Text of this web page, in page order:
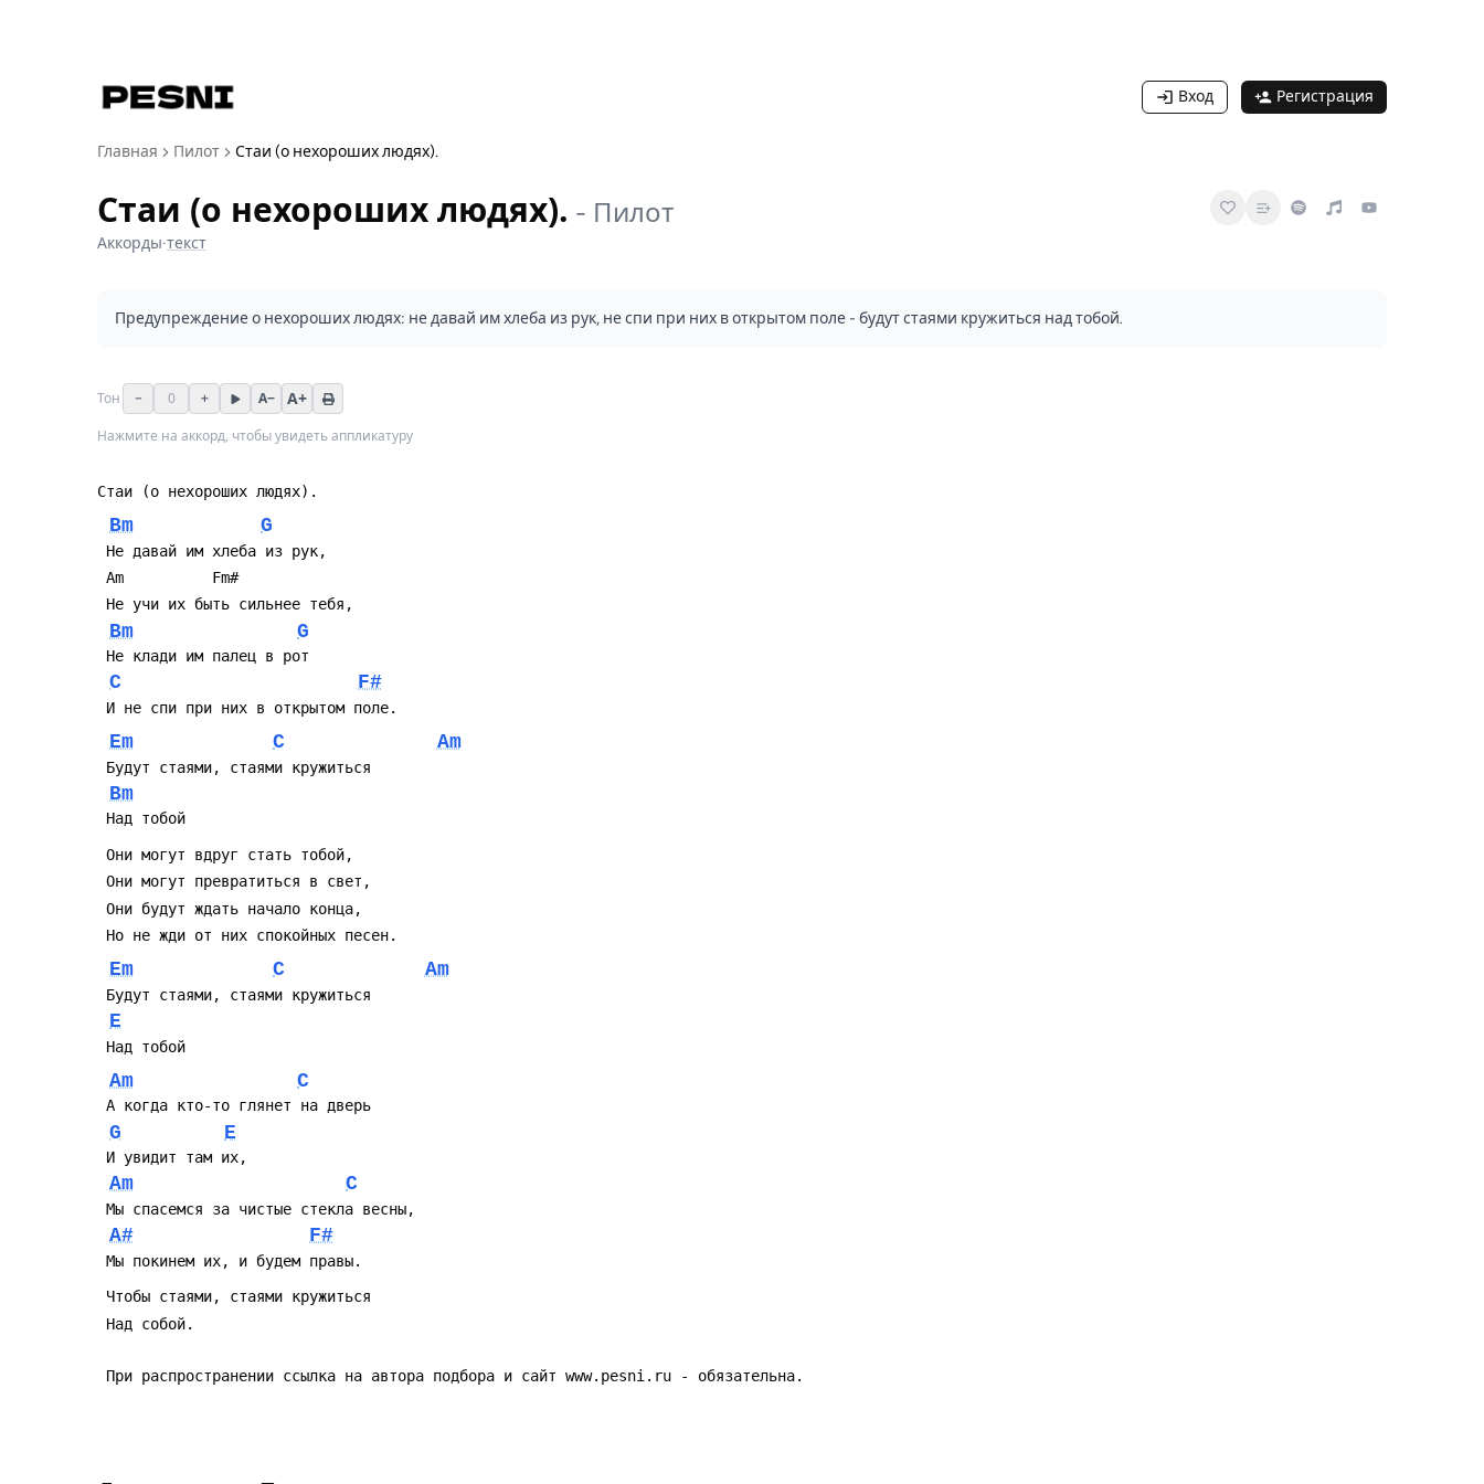
Вход Регистрация
Главная Пилот Стаи (о нехороших людях).
Стаи (о нехороших людях). - Пилот
Аккорды·текст
Предупреждение о нехороших людях: не давай им хлеба из рук, не спи при них в открытом поле - будут стаями кружиться над тобой.
Тон − 0 + A− A+
Нажмите на аккорд, чтобы увидеть аппликатуру
Стаи (о нехороших людях).
Bm G
Не давай им хлеба из рук,
Am          Fm#
Не учи их быть сильнее тебя,
Bm G
Не клади им палец в рот
C F#
И не спи при них в открытом поле.
Em C Am
Будут стаями, стаями кружиться
Bm
Над тобой
Они могут вдруг стать тобой,
Они могут превратиться в свет,
Они будут ждать начало конца,
Но не жди от них спокойных песен.
Em C Am
Будут стаями, стаями кружиться
E
Над тобой
Am C
А когда кто-то глянет на дверь
G E
И увидит там их,
Am C
Мы спасемся за чистые стекла весны,
A# F#
Мы покинем их, и будем правы.
Чтобы стаями, стаями кружиться
Над собой.
При распространении ссылка на автора подбора и сайт www.pesni.ru - обязательна.